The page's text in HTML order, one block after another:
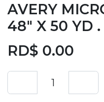
AVERY
48" X 50 YD .
RD$ 0.00